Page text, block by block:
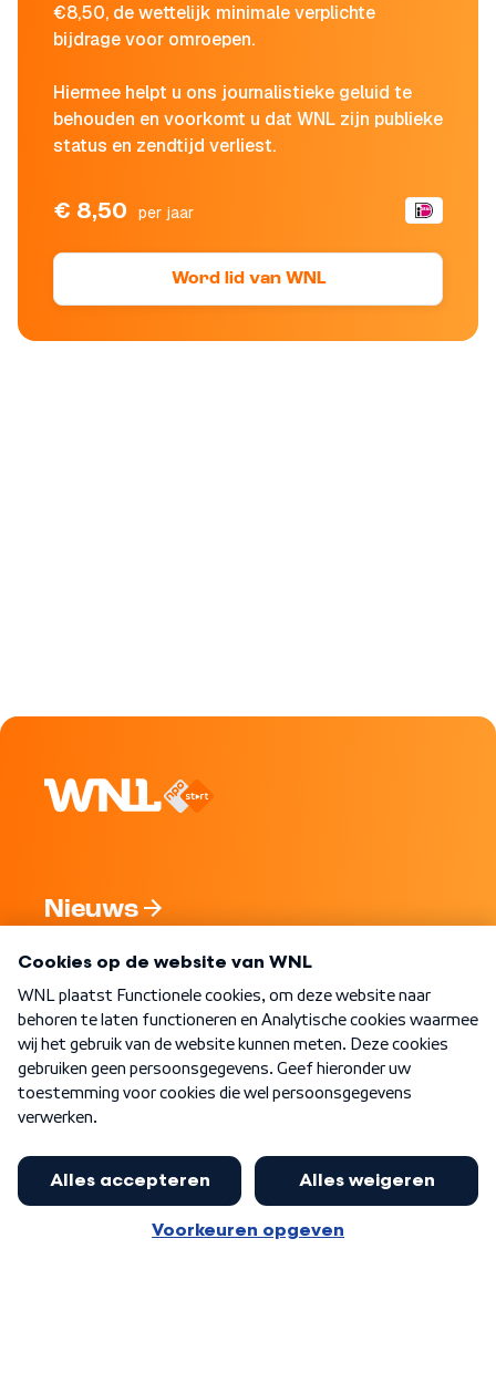
€8,50, de wettelijk minimale verplichte
bijdrage voor omroepen.
Hiermee helpt u ons journalistieke geluid te
behouden en voorkomt u dat WNL zijn publieke
status en zendtijd verliest.
€ 8,50 per jaar
Word lid van WNL
Nieuws
Nieuwsbrief
Word Lid